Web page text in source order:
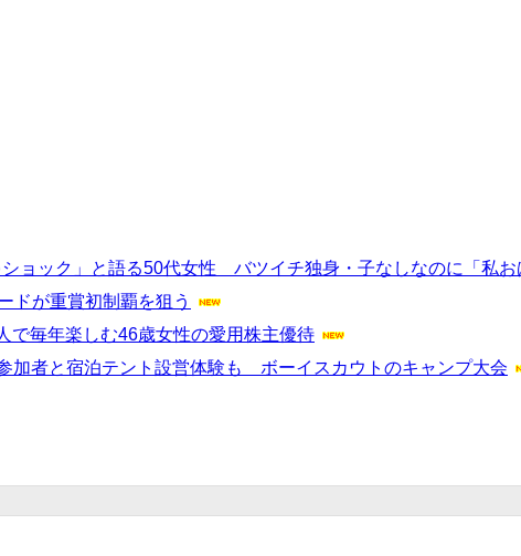
ョック」と語る50代女性 バツイチ独身・子なしなのに「私
ドが重賞初制覇を狙う
で毎年楽しむ46歳女性の愛用株主優待
者と宿泊テント設営体験も ボーイスカウトのキャンプ大会